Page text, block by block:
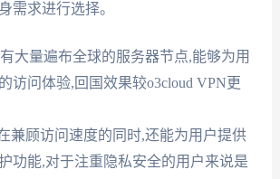
需求进行选择。
大量遍布全球的服务器节点,能够为用
访问体验,回国效果较o3cloud VPN更
兼顾访问速度的同时,还能为用户提供
功能,对于注重隐私安全的用户来说是